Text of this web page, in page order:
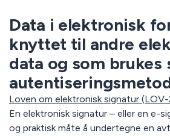
Data i elektronisk
knyttet til andre
data og som brukes
Loven om elektronisk signatur
En elektronisk signatur – eller en e-
og praktisk måte å undertegne en